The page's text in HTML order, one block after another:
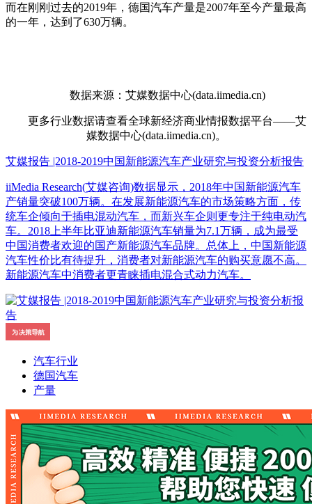
而在刚刚过去的2019年，德国汽车产量是2007年至今产量最高
的一年，达到了630万辆。
数据来源：艾媒数据中心(data.iimedia.cn)
更多行业数据请查看全球新经济商业情报数据平台——艾
媒数据中心(data.iimedia.cn)。
艾媒报告 |2018-2019中国新能源汽车产业研究与投资分析报告
iiMedia Research(艾媒咨询)数据显示，2018年中国新能源汽车
产销量突破100万辆。在发展新能源汽车的市场策略方面，传
统车企倾向于插电混动汽车，而新兴车企则更专注于纯电动汽
车。2018上半年比亚迪新能源汽车销量为7.1万辆，成为最受
中国消费者欢迎的国产新能源汽车品牌。总体上，中国新能源
汽车性价比有待提升，消费者对新能源汽车的购买意愿不高。
新能源汽车中消费者更青睐插电混合式动力汽车。
汽车行业
德国汽车
产量